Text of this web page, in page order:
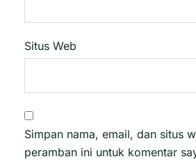
Situs Web
Simpan nama, email, dan situs
peramban ini untuk komentar